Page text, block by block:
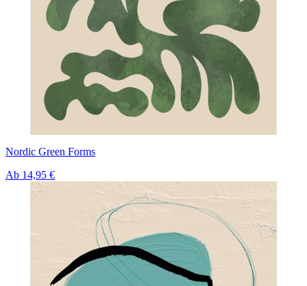
Nordic Green Forms
Ab 14,95 €